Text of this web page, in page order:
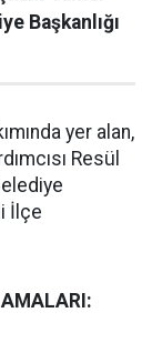
Başkanlığı
yer alan,
Resül
İlçe